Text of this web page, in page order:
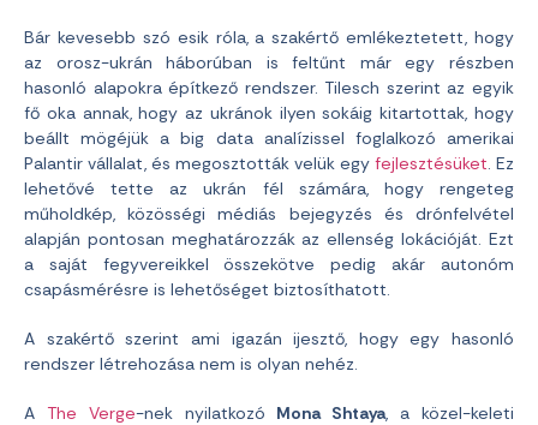
Bár kevesebb szó esik róla, a szakértő emlékeztetett, hogy
az orosz-ukrán háborúban is feltűnt már egy részben
hasonló alapokra építkező rendszer. Tilesch szerint az egyik
fő oka annak, hogy az ukránok ilyen sokáig kitartottak, hogy
beállt mögéjük a big data analízissel foglalkozó amerikai
Palantir vállalat, és megosztották velük egy fejlesztésüket . Ez
lehetővé tette az ukrán fél számára, hogy rengeteg
műholdkép, közösségi médiás bejegyzés és drónfelvétel
alapján pontosan meghatározzák az ellenség lokációját. Ezt
a saját fegyvereikkel összekötve pedig akár autonóm
csapásmérésre is lehetőséget biztosíthatott.
A szakértő szerint ami igazán ijesztő, hogy egy hasonló
rendszer létrehozása nem is olyan nehéz.
A The Verge-nek nyilatkozó Mona Shtaya, a közel-keleti